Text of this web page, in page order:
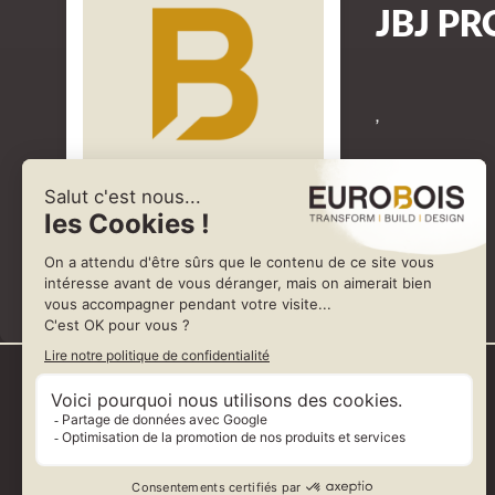
JBJ
,
Représenté par BARTON SOLUCIONES TÉCNICAS, S.L.U.